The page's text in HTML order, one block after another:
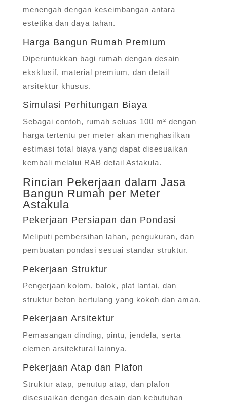
menengah dengan keseimbangan antara
estetika dan daya tahan.
Harga Bangun Rumah Premium
Diperuntukkan bagi rumah dengan desain
eksklusif, material premium, dan detail
arsitektur khusus.
Simulasi Perhitungan Biaya
Sebagai contoh, rumah seluas 100 m² dengan
harga tertentu per meter akan menghasilkan
estimasi total biaya yang dapat disesuaikan
kembali melalui RAB detail Astakula.
Rincian Pekerjaan dalam Jasa
Bangun Rumah per Meter
Astakula
Pekerjaan Persiapan dan Pondasi
Meliputi pembersihan lahan, pengukuran, dan
pembuatan pondasi sesuai standar struktur.
Pekerjaan Struktur
Pengerjaan kolom, balok, plat lantai, dan
struktur beton bertulang yang kokoh dan aman.
Pekerjaan Arsitektur
Pemasangan dinding, pintu, jendela, serta
elemen arsitektural lainnya.
Pekerjaan Atap dan Plafon
Struktur atap, penutup atap, dan plafon
disesuaikan dengan desain dan kebutuhan